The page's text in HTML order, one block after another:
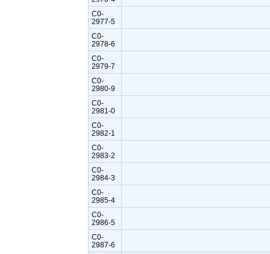
C0-
2977-5
C0-
2978-6
C0-
2979-7
C0-
2980-9
C0-
2981-0
C0-
2982-1
C0-
2983-2
C0-
2984-3
C0-
2985-4
C0-
2986-5
C0-
2987-6